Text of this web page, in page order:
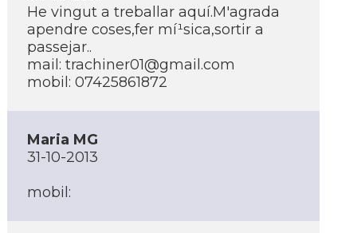
He vingut a treballar aquí­.M'agrada
apendre coses,fer mí¹sica,sortir a
passejar..
mail: trachiner01@gmail.com
mobil: 07425861872
Maria MG
31-10-2013
mobil: